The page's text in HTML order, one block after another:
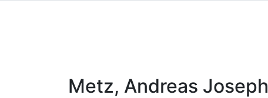
Metz, Andreas Joseph